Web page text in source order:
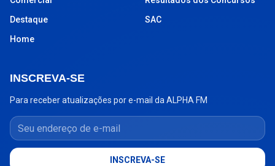
Destaque
Home
SAC
INSCREVA-SE
Para receber atualizações por e-mail da ALPHA FM
Seu endereço de e-mail
INSCREVA-SE